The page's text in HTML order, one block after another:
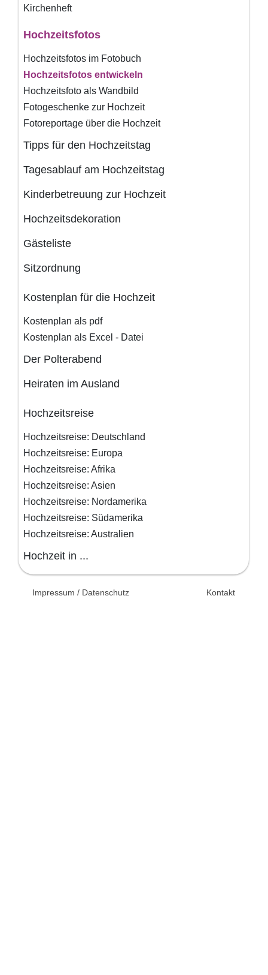
Kirchenheft
Hochzeitsfotos
Hochzeitsfotos im Fotobuch
Hochzeitsfotos entwickeln
Hochzeitsfoto als Wandbild
Fotogeschenke zur Hochzeit
Fotoreportage über die Hochzeit
Tipps für den Hochzeitstag
Tagesablauf am Hochzeitstag
Kinderbetreuung zur Hochzeit
Hochzeitsdekoration
Gästeliste
Sitzordnung
Kostenplan für die Hochzeit
Kostenplan als pdf
Kostenplan als Excel - Datei
Der Polterabend
Heiraten im Ausland
Hochzeitsreise
Hochzeitsreise: Deutschland
Hochzeitsreise: Europa
Hochzeitsreise: Afrika
Hochzeitsreise: Asien
Hochzeitsreise: Nordamerika
Hochzeitsreise: Südamerika
Hochzeitsreise: Australien
Hochzeit in ...
Impressum / Datenschutz Kontakt
© 2026 Unsertag.de - Ihr